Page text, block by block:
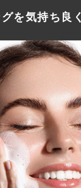
を気持ち良く